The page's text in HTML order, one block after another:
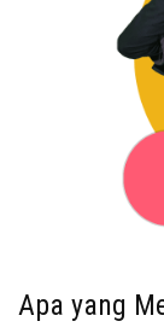
Apa yang